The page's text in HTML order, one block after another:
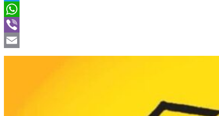
Twitter
WhatsApp
Viber
Email